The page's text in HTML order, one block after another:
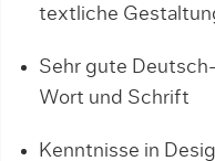
textliche
Sehr gute
Wort und Schrift
Kenntnisse in